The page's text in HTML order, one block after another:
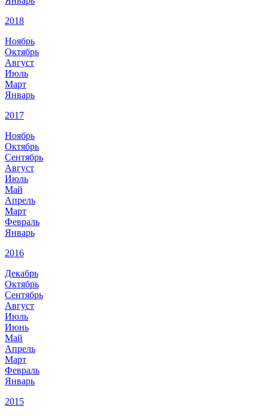
2018
Ноябрь
Октябрь
Август
Июль
Март
Январь
2017
Ноябрь
Октябрь
Сентябрь
Август
Июль
Май
Апрель
Март
Февраль
Январь
2016
Декабрь
Октябрь
Сентябрь
Август
Июль
Июнь
Май
Апрель
Март
Февраль
Январь
2015